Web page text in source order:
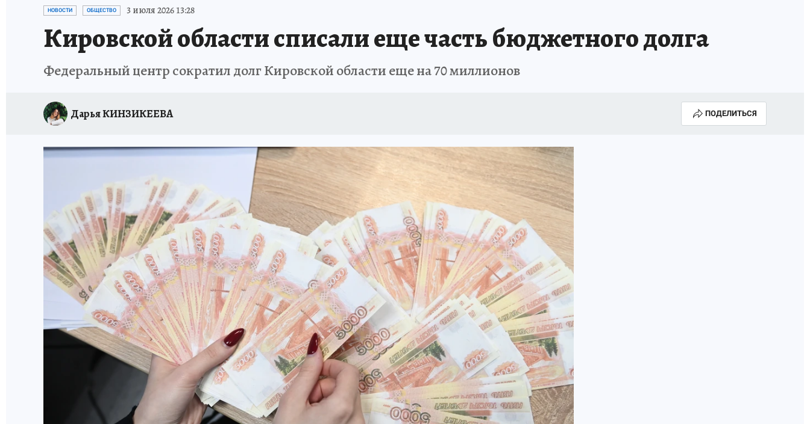
ВЯТСКАЯ КУХНЯ ИСПЫТАНО НА СЕБЕ
НОВОСТИ ОБЩЕСТВО 3 июля 2026 13:28
Кировской области списали еще часть бюджетного долга
Федеральный центр сократил долг Кировской области еще на 70 миллионов
Дарья КИНЗИКЕЕВА ПОДЕЛИТЬСЯ